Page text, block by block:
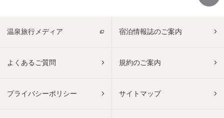
温泉旅行メディア 宿泊情報誌のご案内
よくあるご質問 規約のご案内
プライバシーポリシー サイトマップ